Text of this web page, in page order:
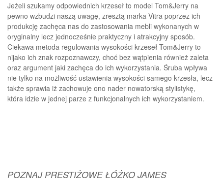
Jeżeli szukamy odpowiednich krzeseł to model Tom&Jerry na
pewno wzbudzi naszą uwagę, zresztą marka Vitra poprzez ich
produkcję zachęca nas do zastosowania mebli wykonanych w
oryginalny lecz jednocześnie praktyczny i atrakcyjny sposób.
Ciekawa metoda regulowania wysokości krzeseł Tom&Jerry to
nijako ich znak rozpoznawczy, choć bez wątpienia również zaleta
oraz argument jaki zachęca do ich wykorzystania. Śruba wpływa
nie tylko na możliwość ustawienia wysokości samego krzesła, lecz
także sprawia iż zachowuje ono nader nowatorską stylistykę,
która idzie w jednej parze z funkcjonalnych ich wykorzystaniem.
POZNAJ PRESTIŻOWE ŁÓŻKO JAMES